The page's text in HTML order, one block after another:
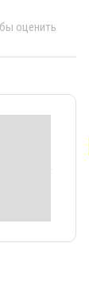
оценить